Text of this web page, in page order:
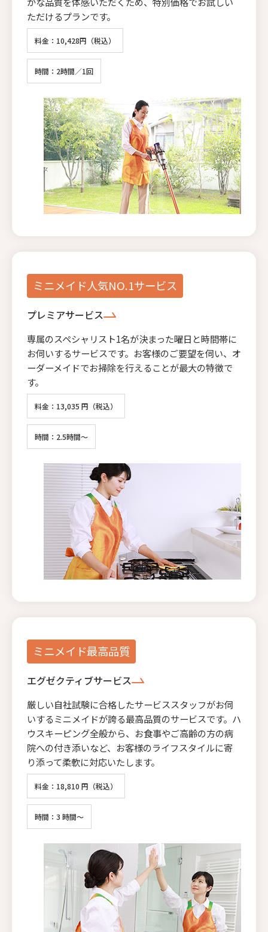
ただけるプランです。
料金：10,428円（税込）
時間：2時間／1回
ミニメイド人気NO.1サービス
プレミアサービス
専属のスペシャリスト1名が決まった曜日と時間帯に
お伺いするサービスです。お客様のご要望を伺い、オ
ーダーメイドでお掃除を行えることが最大の特徴で
す。
料金：13,035 円（税込）
時間：2.5時間～
ミニメイド最高品質
エグゼクティブサービス
厳しい自社試験に合格したサービススタッフがお伺
いするミニメイドが誇る最高品質のサービスです。ハ
ウスキーピング全般から、お食事やご高齢の方の病
院への付き添いなど、お客様のライフスタイルに寄
り添って柔軟に対応いたします。
料金：18,810 円（税込）
時間：3 時間～